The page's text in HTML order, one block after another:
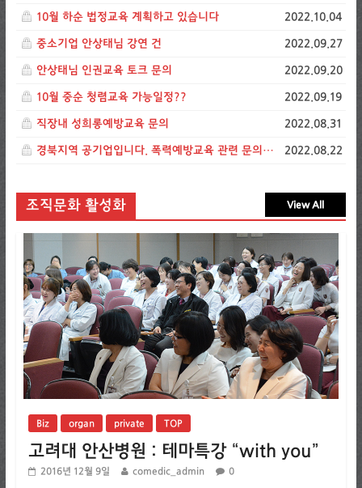
10월 하순 법정교육 계획하고 있습니다 2022.10.04
중소기업 안상태님 강연 건 2022.09.27
안상태님 인권교육 토크 문의 2022.09.20
10월 중순 청렴교육 가능일정?? 2022.09.19
직장내 성희롱예방교육 문의 2022.08.31
경북지역 공기업입니다. 폭력예방교육 관련 문의드립니다. 2022.08.22
조직문화 활성화 View All
Biz organ private TOP
고려대 안산병원 : 테마특강 “with you”
2016년 12월 9일 comedic_admin 0